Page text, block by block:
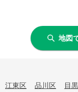
地図
江東区 品川区 目